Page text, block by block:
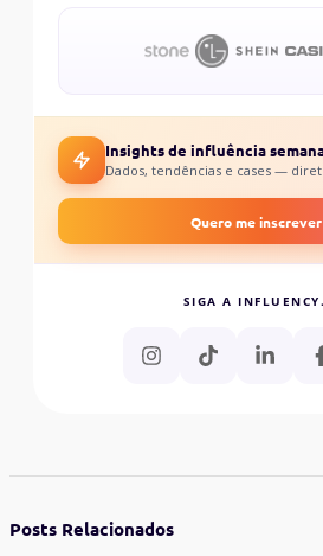
Insights de influência
Dados, tendências e cases —
Quero me inscrever
SIGA A
Posts Relacionados